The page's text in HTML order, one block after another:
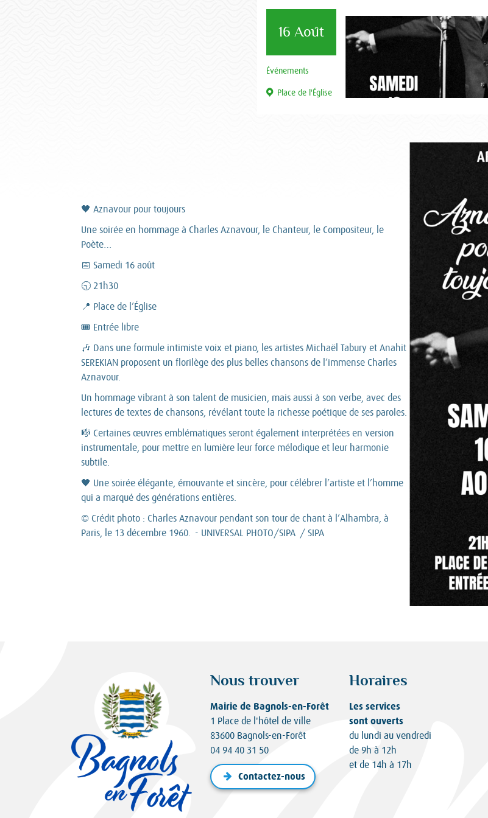
16 Août
Événements
Place de l'Église
🖤 Aznavour pour toujours
Une soirée en hommage à Charles Aznavour, le Chanteur, le Compositeur, le
Poète…
📅 Samedi 16 août
🕤 21h30
📍 Place de l’Église
🎟️ Entrée libre
🎶 Dans une formule intimiste voix et piano, les artistes Michaël Tabury et Anahit
SEREKIAN proposent un florilège des plus belles chansons de l’immense Charles
Aznavour.
Un hommage vibrant à son talent de musicien, mais aussi à son verbe, avec des
lectures de textes de chansons, révélant toute la richesse poétique de ses paroles.
🎼 Certaines œuvres emblématiques seront également interprétées en version
instrumentale, pour mettre en lumière leur force mélodique et leur harmonie
subtile.
🖤 Une soirée élégante, émouvante et sincère, pour célébrer l’artiste et l’homme
qui a marqué des générations entières.
© Crédit photo : Charles Aznavour pendant son tour de chant à l’Alhambra, à
Paris, le 13 décembre 1960. - UNIVERSAL PHOTO/SIPA / SIPA
Nous trouver
Mairie de Bagnols-en-Forêt
1 Place de l'hôtel de ville
83600 Bagnols-en-Forêt
04 94 40 31 50
Contactez-nous
Horaires
Les services
sont ouverts
du lundi au vendredi
de 9h à 12h
et de 14h à 17h